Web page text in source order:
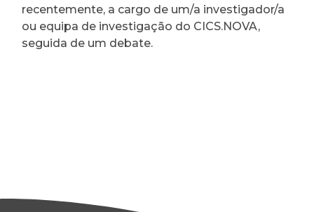
recentemente, a cargo de um/a investigador/a
ou equipa de investigação do CICS.NOVA,
seguida de um debate.